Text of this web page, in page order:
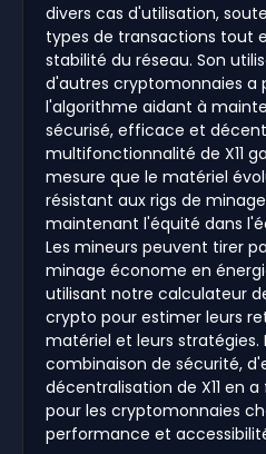
divers cas d'utilisation,
types de transactions tout
stabilité du réseau. Son
d'autres cryptomonnaies a
l'algorithme aidant à
sécurisé, efficace et
multifonctionnalité de X11
mesure que le matériel
résistant aux rigs de minage
maintenant l'équité dans
Les mineurs peuvent tirer
minage économe en
utilisant notre calculateur
crypto pour estimer leurs
matériel et leurs stratégies.
combinaison de sécurité,
décentralisation de X11 en
pour les cryptomonnaies
performance et